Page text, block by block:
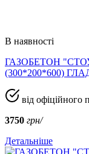
В наявності
ГАЗОБЕТОН
(300*200*600)
від офіційного
3750 грн/
Детальніше